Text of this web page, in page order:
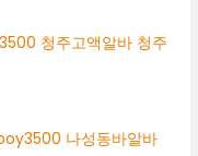
청주고액알바 청주
나성동바알바